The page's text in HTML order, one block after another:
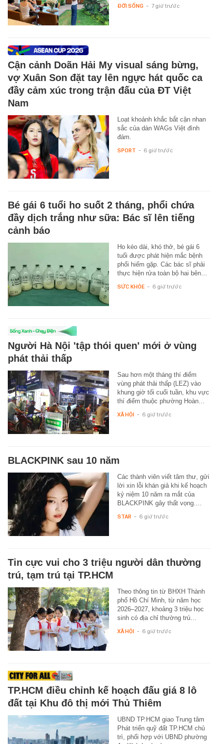
ĐỜI SỐNG - 7 giờ trước
Cận cảnh Doãn Hải My visual sáng bừng,
vợ Xuân Son đặt tay lên ngực hát quốc ca
đầy cảm xúc trong trận đấu của ĐT Việt
Nam
Loạt khoảnh khắc bắt cận nhan
sắc của dàn WAGs Việt đình
đám.
SPORT - 6 giờ trước
Bé gái 6 tuổi ho suốt 2 tháng, phổi chứa
đầy dịch trắng như sữa: Bác sĩ lên tiếng
cảnh báo
Ho kéo dài, khó thở, bé gái 6
tuổi được phát hiện mắc bệnh
phổi hiếm gặp. Các bác sĩ phải
thực hiện rửa toàn bộ hai bên…
SỨC KHỎE - 6 giờ trước
Người Hà Nội 'tập thói quen' mới ở vùng
phát thải thấp
Sau hơn một tháng thí điểm
vùng phát thải thấp (LEZ) vào
khung giờ tối cuối tuần, khu vực
thí điểm thuộc phường Hoàn…
XÃ HỘI - 6 giờ trước
BLACKPINK sau 10 năm
Các thành viên viết tâm thư, gửi
lời xin lỗi khán giả khi kế hoạch
kỷ niệm 10 năm ra mắt của
BLACKPINK gây thất vọng.…
STAR - 6 giờ trước
Tin cực vui cho 3 triệu người dân thường
trú, tạm trú tại TP.HCM
Theo thông tin từ BHXH Thành
phố Hồ Chí Minh, từ năm học
2026–2027, khoảng 3 triệu học
sinh có địa chỉ thường trú…
XÃ HỘI - 6 giờ trước
TP.HCM điều chỉnh kế hoạch đấu giá 8 lô
đất tại Khu đô thị mới Thủ Thiêm
UBND TP.HCM giao Trung tâm
Phát triển quỹ đất TP.HCM chủ
trì, phối hợp với UBND phường